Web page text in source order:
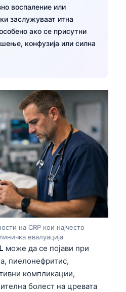
воспаление или
заслужуваат итна
ако се присутни
конфузија или силна
на CRP кои најчесто
евалуација
може да се појави при
пиелонефритис,
компликации,
болест на цревата